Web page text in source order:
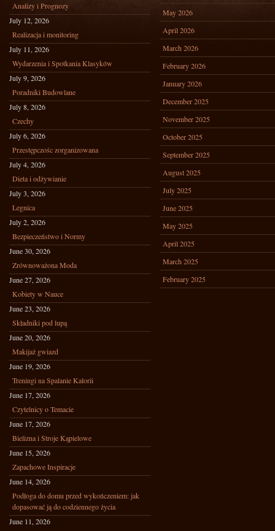
Analizy i Prognozy
July 12, 2026
Realizacja i monitoring
July 11, 2026
Wydarzenia i Spotkania Klasyków
July 9, 2026
Poradniki Budowlane
July 8, 2026
Czechy
July 6, 2026
Przestępczośc zorganizowana
July 4, 2026
Dieta i odżywianie
July 3, 2026
Legnica
July 2, 2026
Bezpieczeństwo i Normy
June 30, 2026
Zrównoważona Moda
June 27, 2026
Kobiety w Nauce
June 23, 2026
Składniki pod lupą
June 20, 2026
Makijaż gwiazd
June 19, 2026
Treningi na Spalanie Kalorii
June 17, 2026
Czytelnicy o Temacie
June 17, 2026
Bielizna i Stroje Kąpielowe
June 15, 2026
Zapachowe Inspiracje
June 14, 2026
Podłoga do domu przed wykończeniem: jak
dopasować ją do codziennego życia
June 11, 2026
May 2026
April 2026
March 2026
February 2026
January 2026
December 2025
November 2025
October 2025
September 2025
August 2025
July 2025
June 2025
May 2025
April 2025
March 2025
February 2025